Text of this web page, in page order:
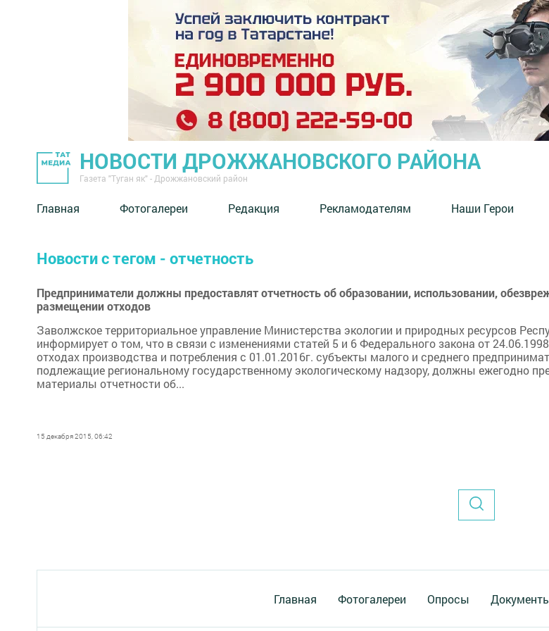
НОВОСТИ ДРОЖЖАНОВСКОГО РАЙОНА
Газета "Туган як" - Дрожжановский район
Главная Фотогалереи Редакция Рекламодателям Наши Герои
Новости с тегом - отчетность
Предприниматели должны предоставлят отчетность об образовании, использовании,
размещении отходов
Заволжское территориальное управление Министерства экологии и природных ресурсов
информирует о том, что в связи с изменениями статей 5 и 6 Федерального закона от
отходах производства и потребления с 01.01.2016г. субъекты малого и среднего
подлежащие региональному государственному экологическому надзору, должны ежегодно
материалы отчетности об...
15 декабря 2015, 06:42
Главная Фотогалереи Опросы